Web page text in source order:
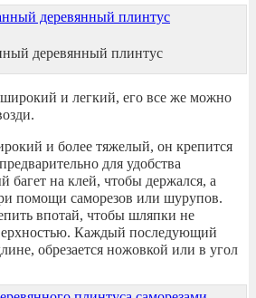
деревянный плинтус
и легкий, его все же можно
и более тяжелый, он крепится
для удобства
багет на клей, чтобы держался, а
помощи саморезов или шурупов.
впотай, чтобы шляпки не
Каждый последующий
обрезается ножовкой или в угол